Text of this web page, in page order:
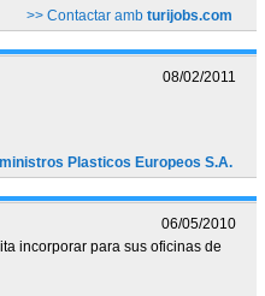
>> Contactar amb turijobs.com
08/02/2011
Plasticos Europeos S.A.
06/05/2010
incorporar para sus oficinas de